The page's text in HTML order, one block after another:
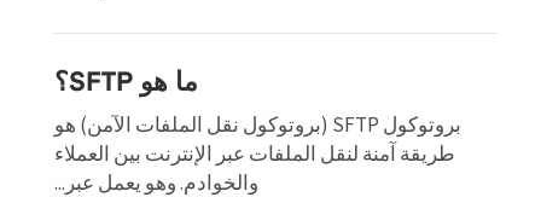
ما هو SFTP؟
بروتوكول SFTP (بروتوكول نقل الملفات الآمن) هو
طريقة آمنة لنقل الملفات عبر الإنترنت بين العملاء
والخوادم. وهو يعمل عبر...